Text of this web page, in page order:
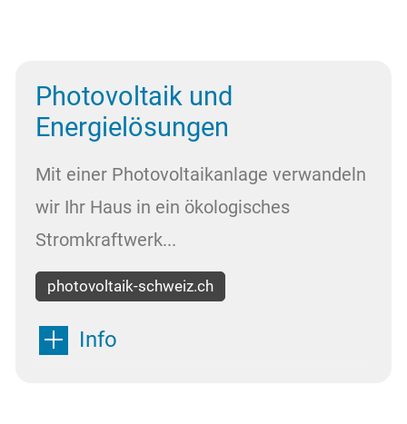
Photovoltaik und
Energielösungen
Mit einer Photovoltaikanlage verwandeln
wir Ihr Haus in ein ökologisches
Stromkraftwerk...
photovoltaik-schweiz.ch
Info